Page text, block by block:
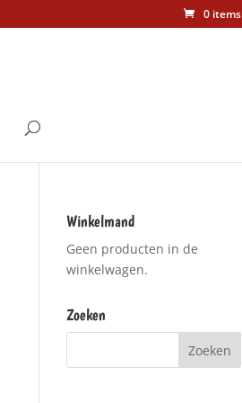
0 items
Winkelmand
Geen producten in de
winkelwagen.
Zoeken